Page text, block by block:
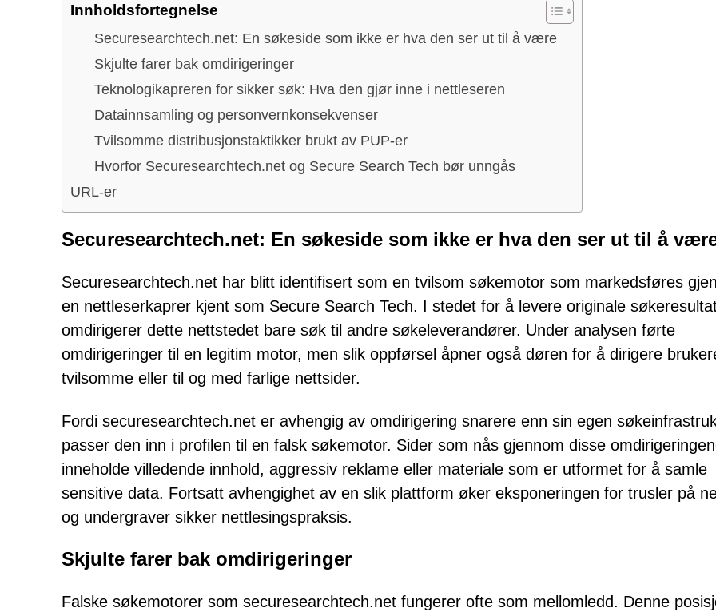
Innholdsfortegnelse
Securesearchtech.net: En søkeside som ikke er hva den ser ut til å være
Skjulte farer bak omdirigeringer
Teknologikapreren for sikker søk: Hva den gjør inne i nettleseren
Datainnsamling og personvernkonsekvenser
Tvilsomme distribusjonstaktikker brukt av PUP-er
Hvorfor Securesearchtech.net og Secure Search Tech bør unngås
URL-er
Securesearchtech.net: En søkeside som ikke er hva den ser ut til å
Securesearchtech.net har blitt identifisert som en tvilsom søkemotor som markedsføres
en nettleserkaprer kjent som Secure Search Tech. I stedet for å levere originale
omdirigerer dette nettstedet bare søk til andre søkeleverandører. Under analysen førte
omdirigeringer til en legitim motor, men slik oppførsel åpner også døren for å dirigere
tvilsomme eller til og med farlige nettsider.
Fordi securesearchtech.net er avhengig av omdirigering snarere enn sin egen
passer den inn i profilen til en falsk søkemotor. Sider som nås gjennom disse
inneholde villedende innhold, aggressiv reklame eller materiale som er utformet for å samle
sensitive data. Fortsatt avhengighet av en slik plattform øker eksponeringen for trusler på
og undergraver sikker nettlesingspraksis.
Skjulte farer bak omdirigeringer
Falske søkemotorer som securesearchtech.net fungerer ofte som mellomledd. Denne